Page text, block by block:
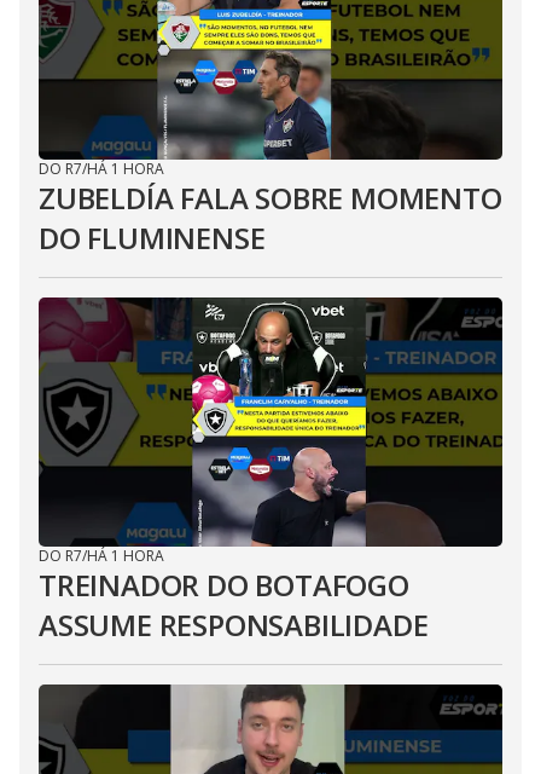
DO R7/HÁ 1 HORA
ZUBELDÍA FALA SOBRE MOMENTO
DO FLUMINENSE
DO R7/HÁ 1 HORA
TREINADOR DO BOTAFOGO
ASSUME RESPONSABILIDADE